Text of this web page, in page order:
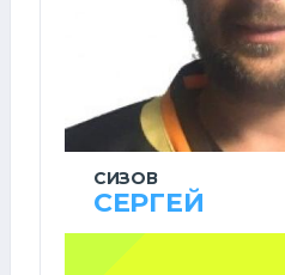
СИЗОВ
СЕРГЕЙ